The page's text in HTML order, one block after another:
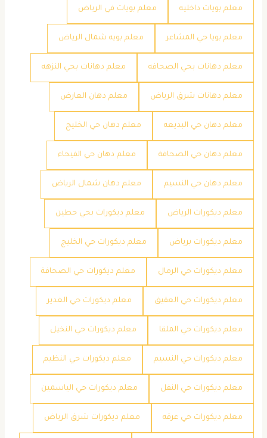
معلم بويات داخليه معلم بويات في الرياض
معلم بويا حي المشاعر معلم بويه شمال الرياض
معلم دهانات بحي الصحافه معلم دهانات بحي النزهه
معلم دهانات شرق الرياض معلم دهان العارض
معلم دهان حي البديعه معلم دهان حي الخليج
معلم دهان حي الصحافة معلم دهان حي الفيحاء
معلم دهان حي النسيم معلم دهان شمال الرياض
معلم ديكورات الرياض معلم ديكورات بحي حطين
معلم ديكورات برياض معلم ديكورات حي الخليج
معلم ديكورات حي الرمال معلم ديكورات حي الصحافة
معلم ديكورات حي العقيق معلم ديكورات حي الغدير
معلم ديكورات حي الملقا معلم ديكورات حي النخيل
معلم ديكورات حي النسيم معلم ديكورات حي النظيم
معلم ديكورات حي النفل معلم ديكورات حي الياسمين
معلم ديكورات حي عرقه معلم ديكورات شرق الرياض